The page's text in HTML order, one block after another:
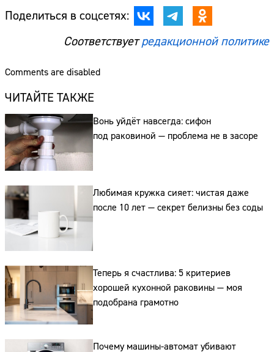
Поделиться в соцсетях:
Соответствуетредакционной политике
Comments are disabled
ЧИТАЙТЕ ТАКЖЕ
Вонь уйдёт навсегда: сифон
под раковиной — проблема не в засоре
Любимая кружка сияет: чистая даже
после 10 лет — секрет белизны без соды
Теперь я счастлива: 5 критериев
хорошей кухонной раковины — моя
подобрана грамотно
Почему машины-автомат убивают